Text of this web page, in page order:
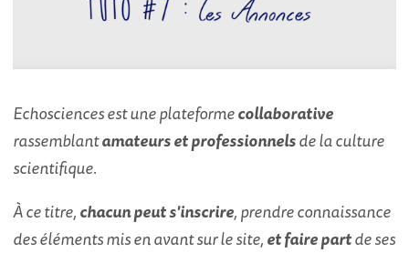
Echosciences est une plateformecollaborative
rassemblantamateurs et professionnelsde la culture
scientifique.
À ce titre,chacun peut s'inscrire, prendre connaissance
des éléments mis en avant sur le site,et faire partde ses